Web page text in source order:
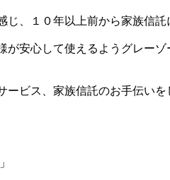
、１０年以上前から家族信
が安心して使えるようグレー
ビス、家族信託のお手伝いを